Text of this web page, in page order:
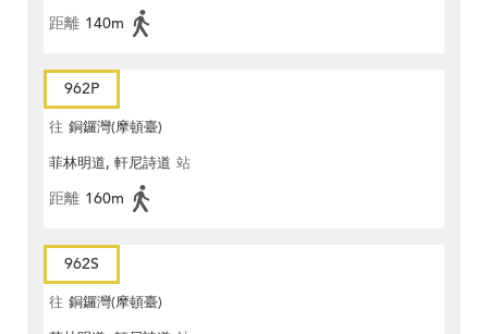
距離 140m
962P
往 銅鑼灣(摩頓臺)
菲林明道, 軒尼詩道 站
距離 160m
962S
往 銅鑼灣(摩頓臺)